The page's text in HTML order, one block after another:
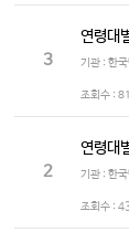
3
연령대
기관 : 한
조회수 :
2
연령대
기관 : 한
조회수 :